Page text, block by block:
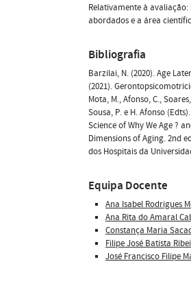
Relativamente à
abordados e a área
Bibliografia
Barzilai, N. (2020). Age
(2021).
Mota, M., Afonso, C.,
Sousa, P. e H. Afonso
Science of Why We Age ?
Dimensions of Aging. 2nd
dos Hospitais da
Equipa Docente
Ana Isabel Rodrigues
Ana Rita do Amaral
Constança Maria
Filipe José Batista
José Francisco Filipe